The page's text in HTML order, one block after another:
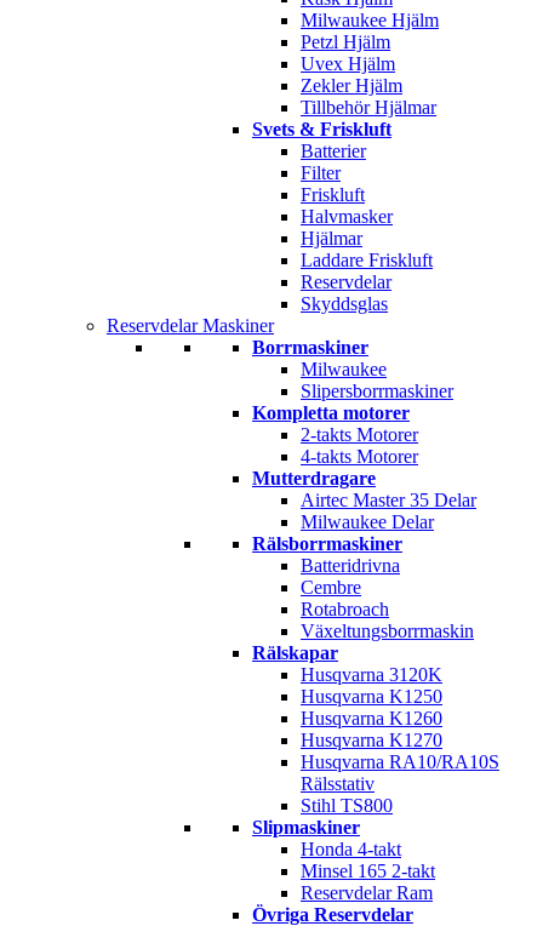
Milwaukee Hjälm
Petzl Hjälm
Uvex Hjälm
Zekler Hjälm
Tillbehör Hjälmar
Svets & Friskluft
Batterier
Filter
Friskluft
Halvmasker
Hjälmar
Laddare Friskluft
Reservdelar
Skyddsglas
Reservdelar Maskiner
Borrmaskiner
Milwaukee
Slipersborrmaskiner
Kompletta motorer
2-takts Motorer
4-takts Motorer
Mutterdragare
Airtec Master 35 Delar
Milwaukee Delar
Rälsborrmaskiner
Batteridrivna
Cembre
Rotabroach
Växeltungsborrmaskin
Rälskapar
Husqvarna 3120K
Husqvarna K1250
Husqvarna K1260
Husqvarna K1270
Husqvarna RA10/RA10S
Rälsstativ
Stihl TS800
Slipmaskiner
Honda 4-takt
Minsel 165 2-takt
Reservdelar Ram
Övriga Reservdelar